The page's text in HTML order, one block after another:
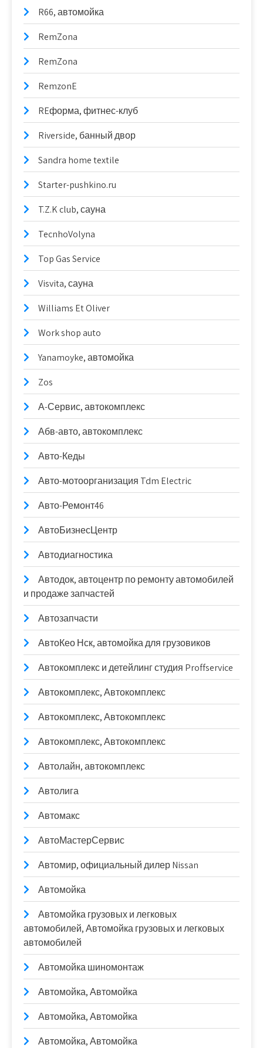
R66, автомойка
RemZona
RemZona
RemzonE
REформа, фитнес-клуб
Riverside, банный двор
Sandra home textile
Starter-pushkino.ru
T.Z.K club, сауна
TecnhoVolyna
Top Gas Service
Visvita, сауна
Williams Et Oliver
Work shop auto
Yanamoyke, автомойка
Zos
А-Сервис, автокомплекс
Абв-авто, автокомплекс
Авто-Кеды
Авто-мотоорганизация Tdm Electric
Авто-Ремонт46
АвтоБизнесЦентр
Автодиагностика
Автодок, автоцентр по ремонту автомобилей
и продаже запчастей
Автозапчасти
АвтоКео Нск, автомойка для грузовиков
Автокомплекс и детейлинг студия Proffservice
Автокомплекс, Автокомплекс
Автокомплекс, Автокомплекс
Автокомплекс, Автокомплекс
Автолайн, автокомплекс
Автолига
Автомакс
АвтоМастерСервис
Автомир, официальный дилер Nissan
Автомойка
Автомойка грузовых и легковых
автомобилей, Автомойка грузовых и легковых
автомобилей
Автомойка шиномонтаж
Автомойка, Автомойка
Автомойка, Автомойка
Автомойка, Автомойка